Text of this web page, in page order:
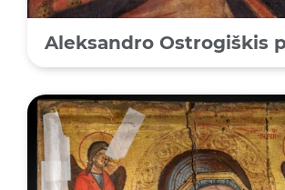
Aleksandro Ostrogiškis